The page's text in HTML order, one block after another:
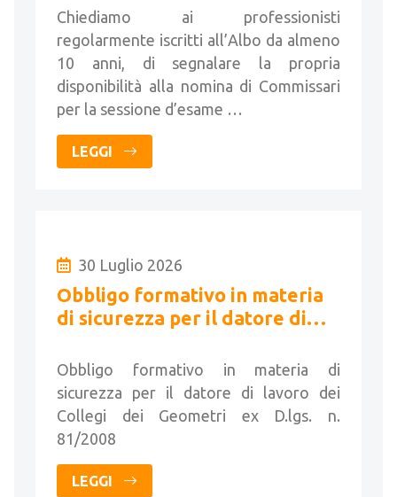
- Sessione 2026
Chiediamo ai professionisti
regolarmente iscritti all’Albo da almeno
10 anni, di segnalare la propria
disponibilità alla nomina di Commissari
per la sessione d’esame …
LEGGI
30 Luglio 2026
Obbligo formativo in materia
di sicurezza per il datore di
Geometri
Obbligo formativo in materia di
sicurezza per il datore di lavoro dei
Collegi dei Geometri ex D.lgs. n.
81/2008
LEGGI